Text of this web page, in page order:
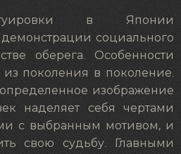
в Японии
социального
оберега. Особенности
поколения в поколение.
изображение
наделяет себя чертами
с выбранным мотивом, и
свою судьбу. Главными